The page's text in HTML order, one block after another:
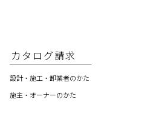
カタログ請求
設計・施工・卸業者のかた
施主・オーナーのかた